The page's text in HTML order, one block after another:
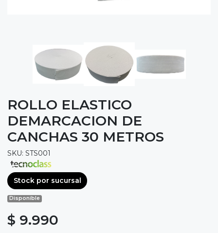
ROLLO ELASTICO
DEMARCACION DE
CANCHAS 30 METROS
SKU: STS001
Stock por sucursal
Disponible
$ 9.990